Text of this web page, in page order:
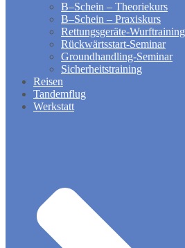
B–Schein – Theoriekurs
B–Schein – Praxiskurs
Rettungsgeräte-Wurftraining
Rückwärtsstart-Seminar
Groundhandling​-Seminar
Sicherheitstraining
Reisen
Tandemflug
Werkstatt